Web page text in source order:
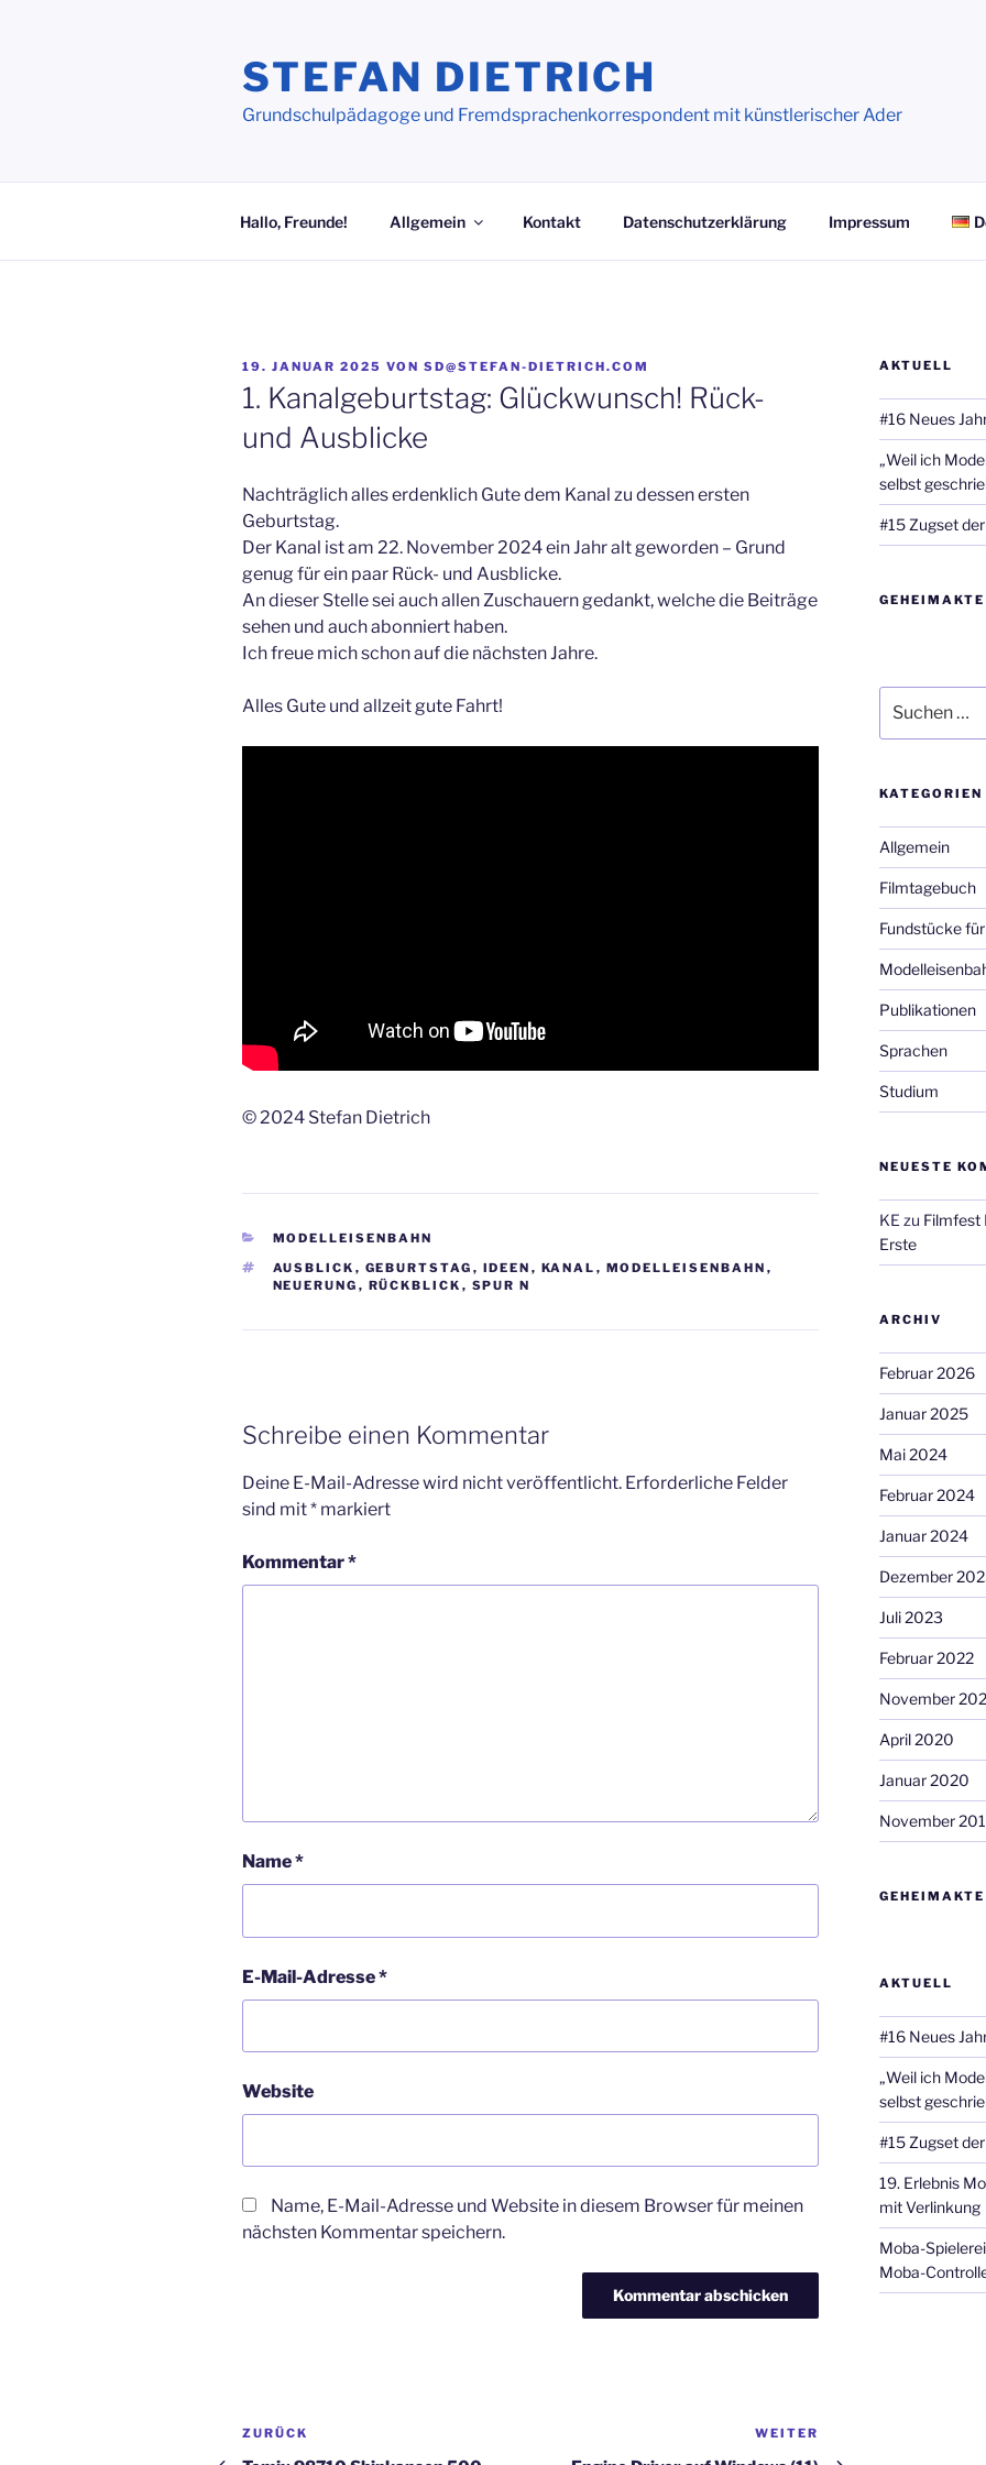
STEFAN DIETRICH
Grundschulpädagoge und Fremdsprachenkorrespondent mit künstlerischer Ader
Hallo, Freunde! Allgemein Kontakt Datenschutzerklärung Impressum
VERÖFFENTLICHT
AM
19. JANUAR 2025 VON SD@STEFAN-DIETRICH.COM
1. Kanalgeburtstag: Glückwunsch! Rück-
und Ausblicke
Nachträglich alles erdenklich Gute dem Kanal zu dessen ersten
Geburtstag.
Der Kanal ist am 22. November 2024 ein Jahr alt geworden – Grund
genug für ein paar Rück- und Ausblicke.
An dieser Stelle sei auch allen Zuschauern gedankt, welche die Beiträge
sehen und auch abonniert haben.
Ich freue mich schon auf die nächsten Jahre.
Alles Gute und allzeit gute Fahrt!
© 2024 Stefan Dietrich
KATEGORIEN
MODELLEISENBAHN
SCHLAGWÖRTER
AUSBLICK , GEBURTSTAG , IDEEN , KANAL , MODELLEISENBAHN ,
NEUERUNG , RÜCKBLICK , SPUR N
Schreibe einen Kommentar
Deine E-Mail-Adresse wird nicht veröffentlicht. Erforderliche Felder
sind mit* markiert
Kommentar*
Name*
E-Mail-Adresse*
Website
Name, E-Mail-Adresse und Website in diesem Browser für meinen
nächsten Kommentar speichern.
Beitragsnavigation
Vorheriger
ZURÜCK WEITER
AKTUELL
#16 Neues
„Weil ich
selbst
#15 Zugset
GEHEIMAKTE
nach:
KATEGORIEN
Allgemein
Filmtagebuch
Fundstücke
Publikationen
Sprachen
Studium
NEUESTE
KE zu Filmfest
Erste
ARCHIV
Februar 2026
Januar 2025
Mai 2024
Februar 2024
Januar 2024
Dezember
Juli 2023
Februar 2022
November
April 2020
Januar 2020
November
GEHEIMAKTE
AKTUELL
#16 Neues
„Weil ich
selbst
#15 Zugset
19. Erlebnis
mit Verlinkung
Moba-
Moba-